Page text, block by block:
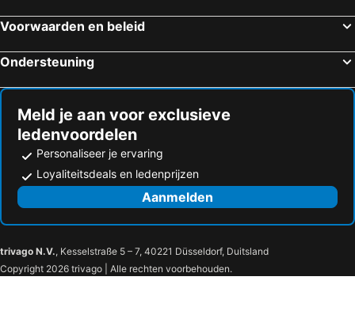
Voorwaarden en beleid
Ondersteuning
Meld je aan voor exclusieve
ledenvoordelen
Personaliseer je ervaring
Loyaliteitsdeals en ledenprijzen
Aanmelden
trivago N.V., Kesselstraße 5 – 7, 40221 Düsseldorf, Duitsland
Copyright 2026 trivago | Alle rechten voorbehouden.